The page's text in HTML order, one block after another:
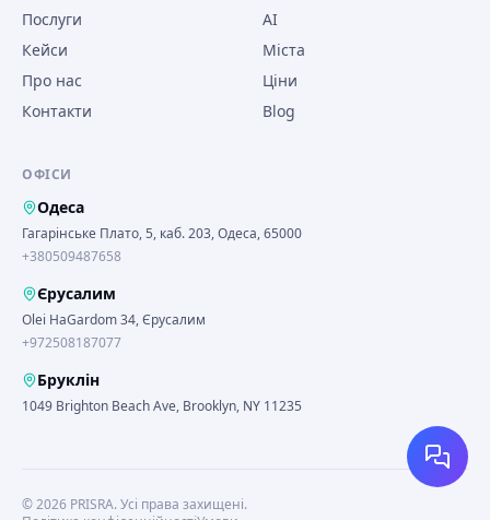
Послуги
AI
Кейси
Міста
Про нас
Ціни
Контакти
Blog
ОФІСИ
Одеса
Гагарінське Плато, 5, каб. 203, Одеса, 65000
+380509487658
Єрусалим
Olei HaGardom 34, Єрусалим
+972508187077
Бруклін
1049 Brighton Beach Ave, Brooklyn, NY 11235
©2026 PRISRA.Усі права захищені.